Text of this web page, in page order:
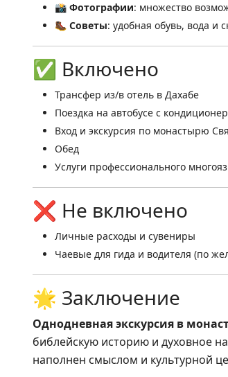
📸 Фотографии: множество
🥾 Советы: удобная обувь, вода и
✅ Включено
Трансфер из/в отель в Дахабе
Поездка на автобусе с
Вход и экскурсия по монастырю
Обед
Услуги профессионального
❌ Не включено
Личные расходы и сувениры
Чаевые для гида и водителя (по
🌟 Заключение
Однодневная экскурсия в
библейскую историю и духовное
наполнен смыслом и культурной